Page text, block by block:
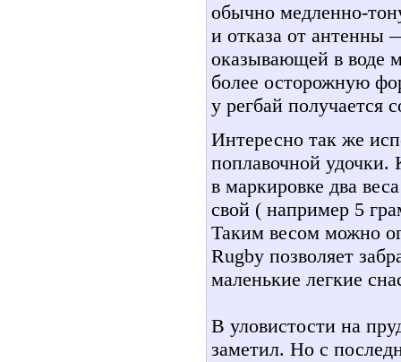
обычно медленно-
и отказа от антенны
оказывающей в воде
более осторожную
у регбай получается
Интересно так же
поплавочной
в маркировке два веса
свой ( например 5
Таким весом можно
Rugby позволяет
маленькие легкие
В уловистости на
заметил. Но с